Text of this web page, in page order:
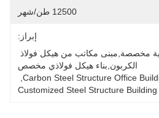
12500 طن/شهر
إبراز:
الكربون,بناء هيكل فولاذي مخصص
Carbon Steel Structure Office
Customized Steel Structure Building